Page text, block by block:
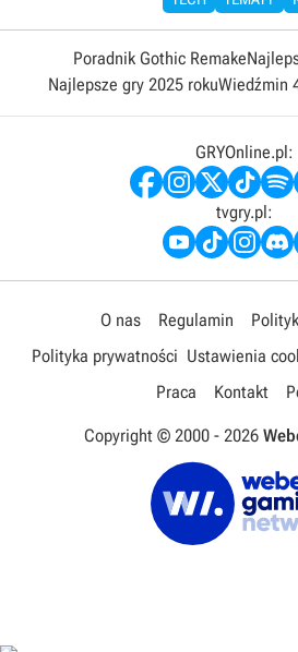
Poradnik Gothic Remake
Najlepsze gry 2025 rokuWiedźmin
GRYOnline.pl:
tvgry.pl:
O nas Regulamin
Polityka prywatności Ustawienia
Praca
Kontakt
Copyright © 2000 - 2026